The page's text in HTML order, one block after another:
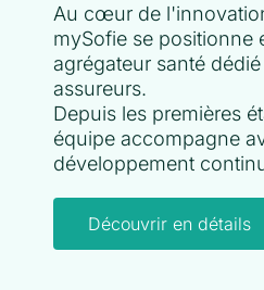
Au cœur de
mySofie se positionne
agrégateur santé
assureurs.
Depuis les premières
équipe accompagne
développement
Découvrir en détails